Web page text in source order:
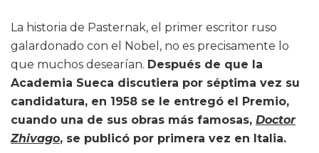
La historia de Pasternak, el primer escritor ruso
galardonado con el Nobel, no es precisamente lo
que muchos desearían. Después de que la
Academia Sueca discutiera por séptima vez su
candidatura, en 1958 se le entregó el Premio,
cuando una de sus obras más famosas, Doctor
Zhivago, se publicó por primera vez en Italia.